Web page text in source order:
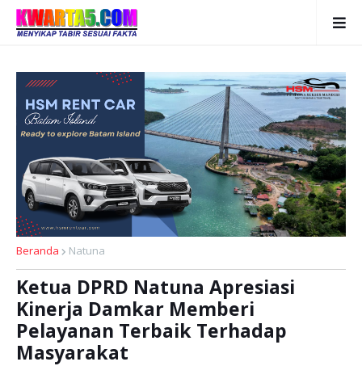
Beranda Natuna
Ketua DPRD Natuna Apresiasi
Kinerja Damkar Memberi
Pelayanan Terbaik Terhadap
Masyarakat